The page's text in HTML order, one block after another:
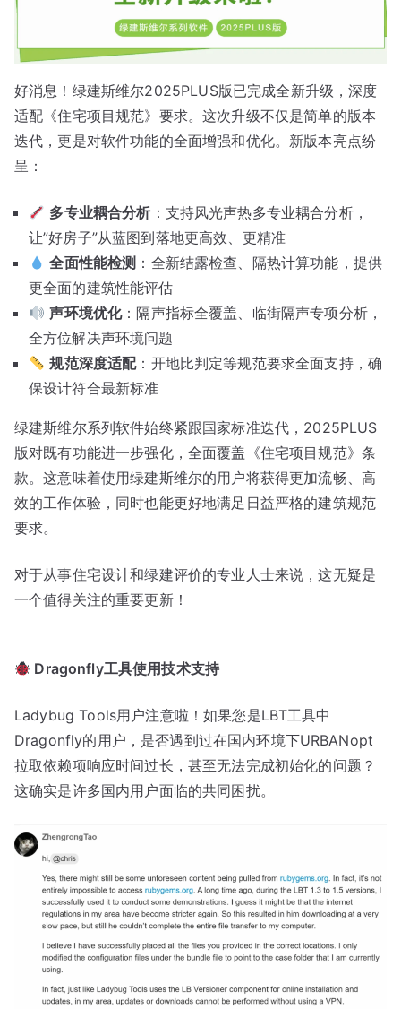
好消息！绿建斯维尔2025PLUS版已完成全新升级，深度
适配《住宅项目规范》要求。这次升级不仅是简单的版本
迭代，更是对软件功能的全面增强和优化。新版本亮点纷
呈：
多专业耦合分析：支持风光声热多专业耦合分析，
让”好房子”从蓝图到落地更高效、更精准
全面性能检测 ：全新结露检查、隔热计算功能，提供
更全面的建筑性能评估
声环境优化：隔声指标全覆盖、临街隔声专项分析，
全方位解决声环境问题
规范深度适配：开地比判定等规范要求全面支持，确
保设计符合最新标准
绿建斯维尔系列软件始终紧跟国家标准迭代，2025PLUS
版对既有功能进一步强化，全面覆盖《住宅项目规范》条
款。这意味着使用绿建斯维尔的用户将获得更加流畅、高
效的工作体验，同时也能更好地满足日益严格的建筑规范
要求。
对于从事住宅设计和绿建评价的专业人士来说，这无疑是
一个值得关注的重要更新！
Dragonfly工具使用技术支持
Ladybug Tools用户注意啦！如果您是LBT工具中
Dragonfly的用户，是否遇到过在国内环境下URBANopt
拉取依赖项响应时间过长，甚至无法完成初始化的问题？
这确实是许多国内用户面临的共同困扰。